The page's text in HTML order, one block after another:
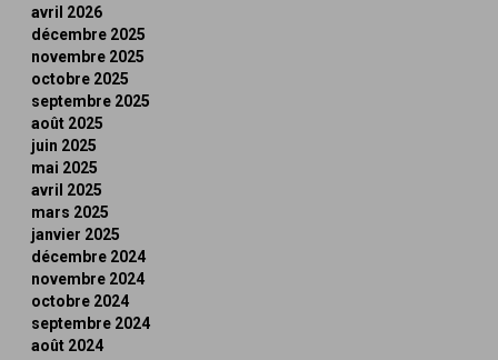
avril 2026
décembre 2025
novembre 2025
octobre 2025
septembre 2025
août 2025
juin 2025
mai 2025
avril 2025
mars 2025
janvier 2025
décembre 2024
novembre 2024
octobre 2024
septembre 2024
août 2024